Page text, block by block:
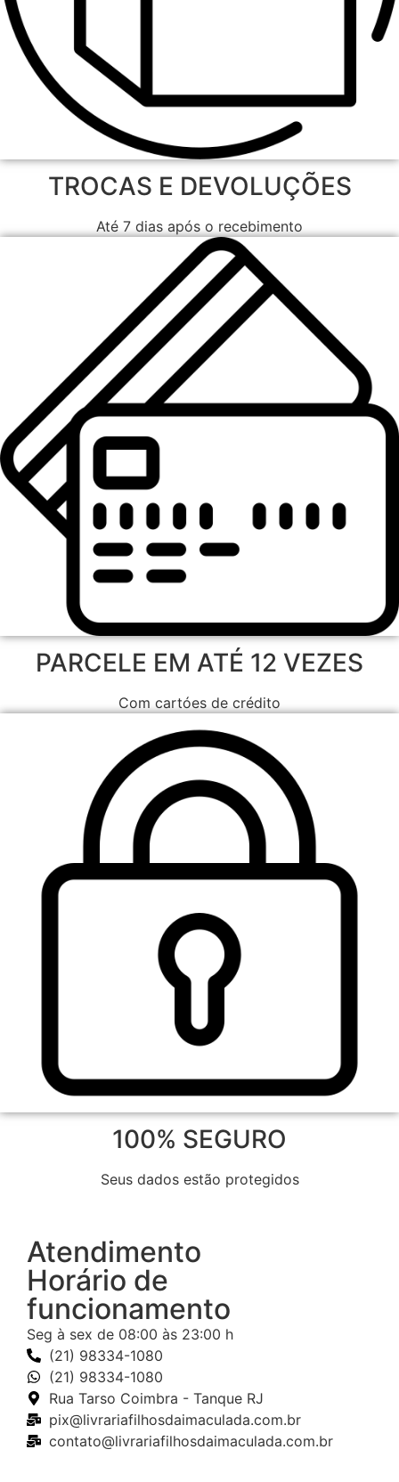
TROCAS E DEVOLUÇÕES
Até 7 dias após o recebimento
PARCELE EM ATÉ 12 VEZES
Com cartóes de crédito
100% SEGURO
Seus dados estão protegidos
Atendimento
Horário de
funcionamento
Seg à sex de 08:00 às 23:00 h
(21) 98334-1080
(21) 98334-1080
Rua Tarso Coimbra - Tanque RJ
pix@livrariafilhosdaimaculada.com.br
contato@livrariafilhosdaimaculada.com.br